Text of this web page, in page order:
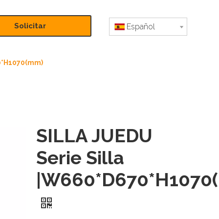
Solicitar Español
SILLA JUEDU
Serie Silla